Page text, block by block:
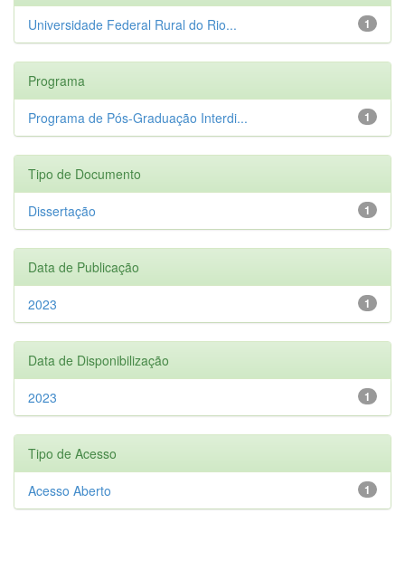
1
Universidade Federal Rural do Rio...
Programa
1
Programa de Pós-Graduação Interdi...
Tipo de Documento
1
Dissertação
Data de Publicação
1
2023
Data de Disponibilização
1
2023
Tipo de Acesso
1
Acesso Aberto